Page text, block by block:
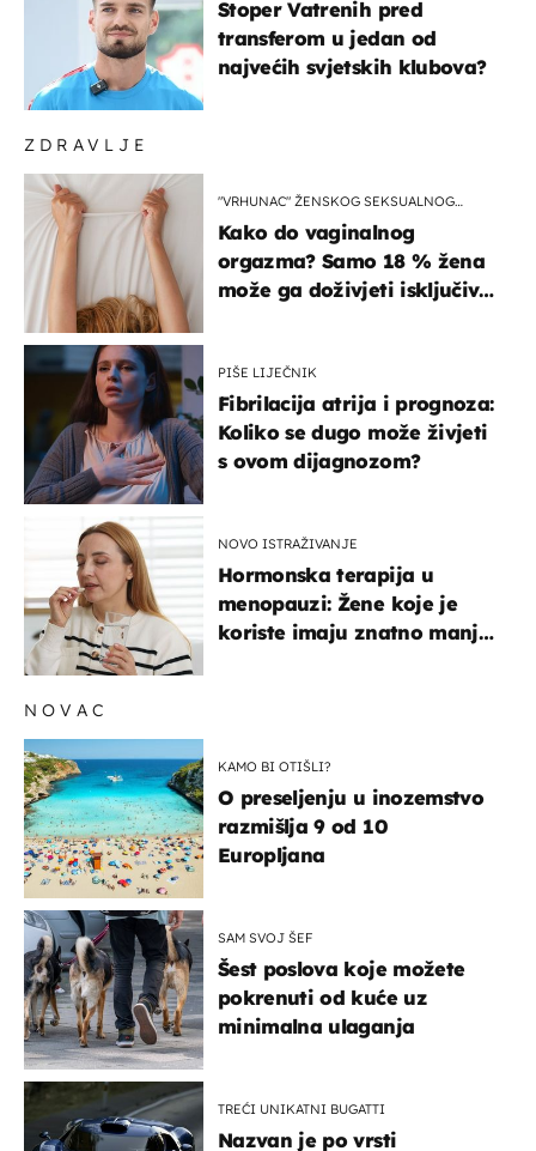
ZDRAVLJE
"VRHUNAC" ŽENSKOG SEKSUALNOG
Kako do vaginalnog
orgazma? Samo 18 % žena
može ga doživjeti isključivo
PIŠE LIJEČNIK
Fibrilacija atrija i prognoza:
Koliko se dugo može živjeti
s ovom dijagnozom?
NOVO ISTRAŽIVANJE
Hormonska terapija u
menopauzi: Žene koje je
koriste imaju znatno manji
Stoper Vatrenih pred
transferom u jedan od
najvećih svjetskih klubova?
NOVAC
KAMO BI OTIŠLI?
O preseljenju u inozemstvo
razmišlja 9 od 10
Europljana
SAM SVOJ ŠEF
Šest poslova koje možete
pokrenuti od kuće uz
minimalna ulaganja
TREĆI UNIKATNI BUGATTI
Nazvan je po vrsti